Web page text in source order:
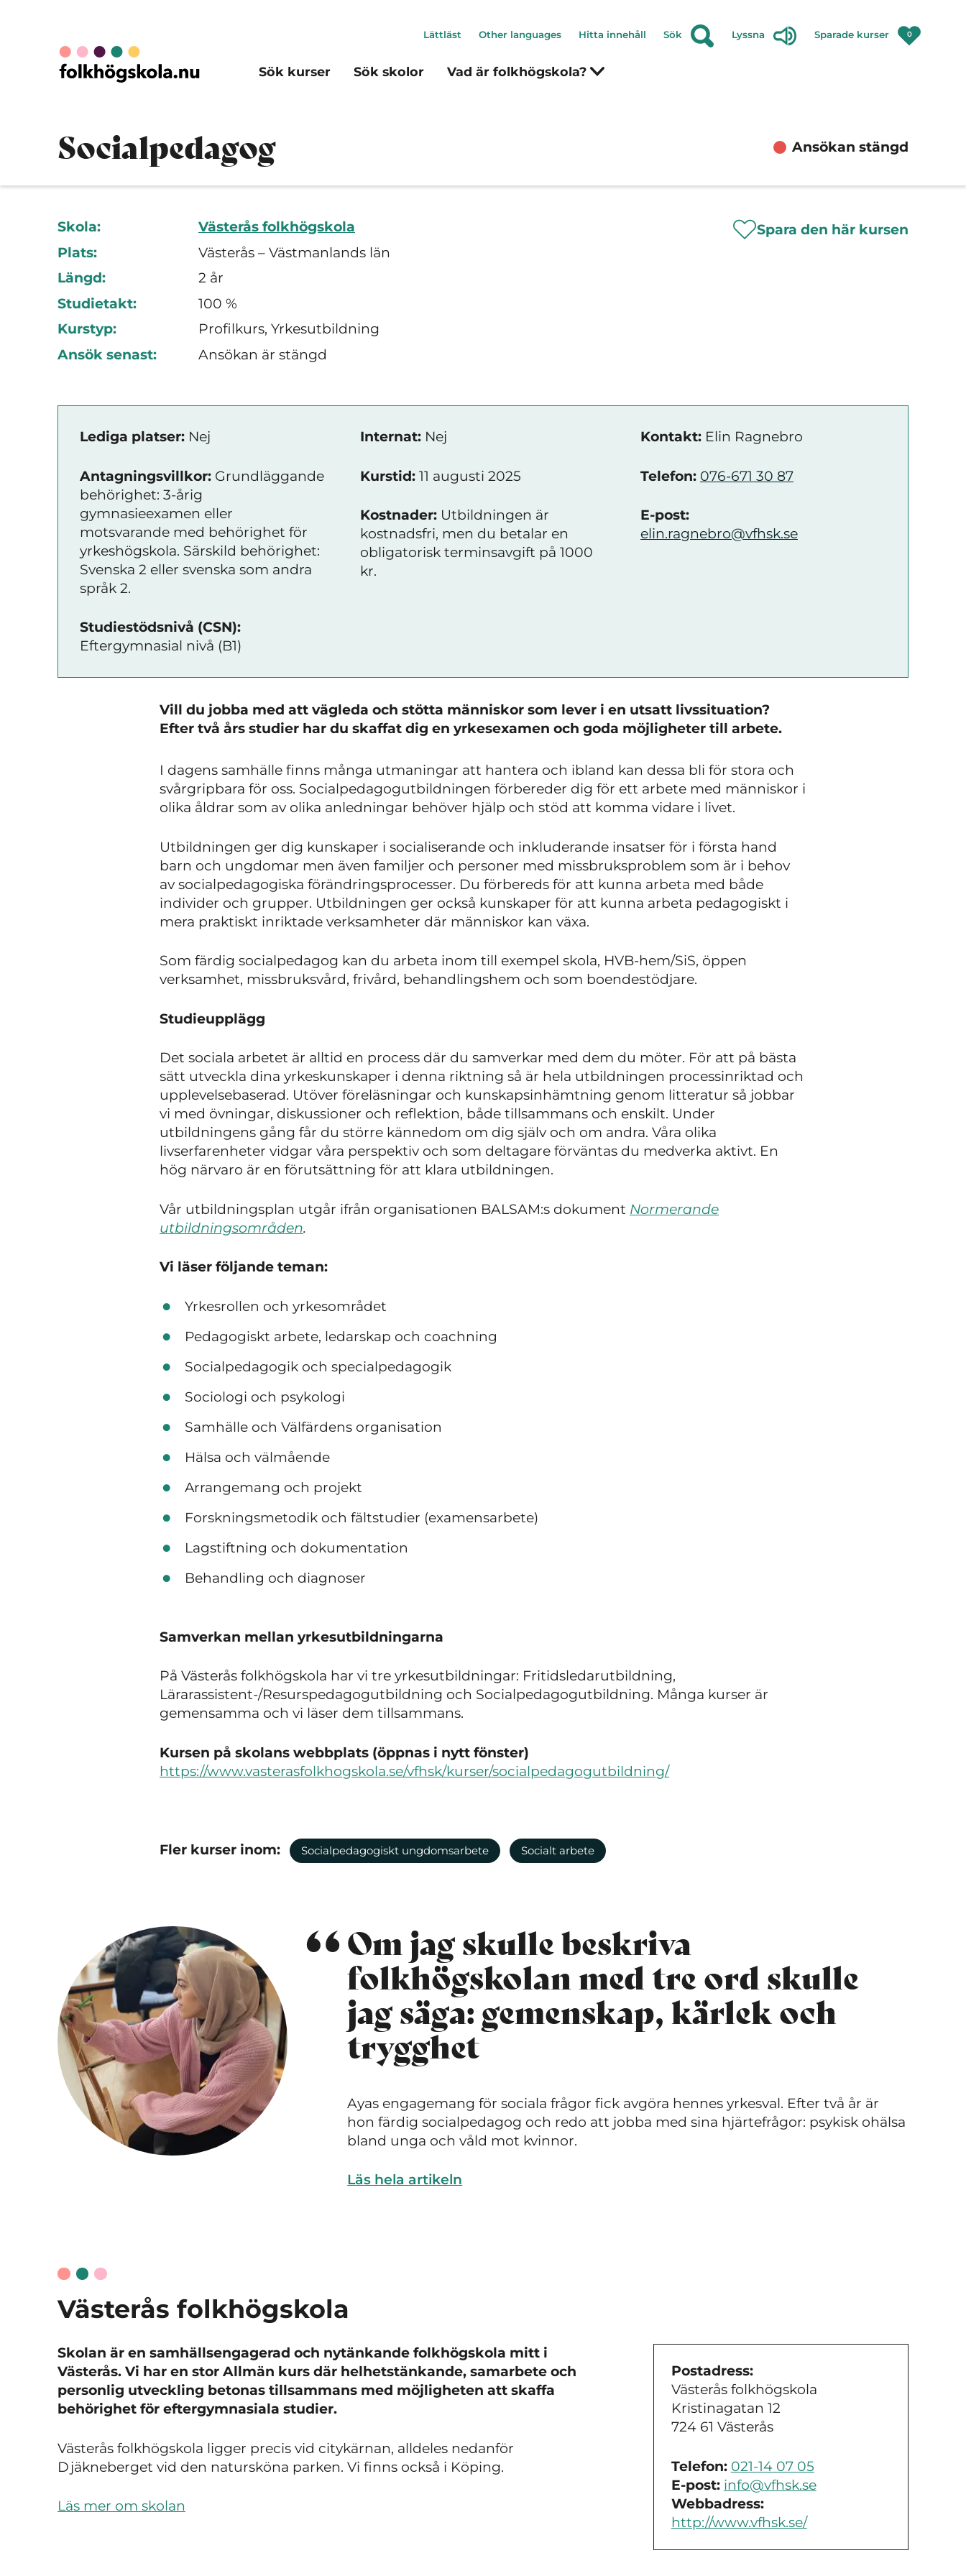
Sök kurser Sök skolor Vad är folkhögskola?
Lättläst Other languages Hitta innehåll Sök Lyssna Sparade kurser 0
Socialpedagog Ansökan stängd
Skola:
Västerås folkhögskola
Plats:
Västerås – Västmanlands län
Längd:
2 år
Studietakt:
100 %
Kurstyp:
Profilkurs, Yrkesutbildning
Ansök senast:
Ansökan är stängd
Spara den här kursen
Lediga platser: Nej
Antagningsvillkor: Grundläggande
behörighet: 3-årig
gymnasieexamen eller
motsvarande med behörighet för
yrkeshögskola. Särskild behörighet:
Svenska 2 eller svenska som andra
språk 2.
Studiestödsnivå (CSN):
Eftergymnasial nivå (B1)
Internat: Nej
Kurstid: 11 augusti 2025
Kostnader: Utbildningen är
kostnadsfri, men du betalar en
obligatorisk terminsavgift på 1000
kr.
Kontakt: Elin Ragnebro
Telefon: 076-671 30 87
E-post:
elin.ragnebro@vfhsk.se
Vill du jobba med att vägleda och stötta människor som lever i en utsatt livssituation?
Efter två års studier har du skaffat dig en yrkesexamen och goda möjligheter till arbete.
I dagens samhälle finns många utmaningar att hantera och ibland kan dessa bli för stora och
svårgripbara för oss. Socialpedagogutbildningen förbereder dig för ett arbete med människor i
olika åldrar som av olika anledningar behöver hjälp och stöd att komma vidare i livet.
Utbildningen ger dig kunskaper i socialiserande och inkluderande insatser för i första hand
barn och ungdomar men även familjer och personer med missbruksproblem som är i behov
av socialpedagogiska förändringsprocesser. Du förbereds för att kunna arbeta med både
individer och grupper. Utbildningen ger också kunskaper för att kunna arbeta pedagogiskt i
mera praktiskt inriktade verksamheter där människor kan växa.
Som färdig socialpedagog kan du arbeta inom till exempel skola, HVB-hem/SiS, öppen
verksamhet, missbruksvård, frivård, behandlingshem och som boendestödjare.
Studieupplägg
Det sociala arbetet är alltid en process där du samverkar med dem du möter. För att på bästa
sätt utveckla dina yrkeskunskaper i denna riktning så är hela utbildningen processinriktad och
upplevelsebaserad. Utöver föreläsningar och kunskapsinhämtning genom litteratur så jobbar
vi med övningar, diskussioner och reflektion, både tillsammans och enskilt. Under
utbildningens gång får du större kännedom om dig själv och om andra. Våra olika
livserfarenheter vidgar våra perspektiv och som deltagare förväntas du medverka aktivt. En
hög närvaro är en förutsättning för att klara utbildningen.
Vår utbildningsplan utgår ifrån organisationen BALSAM:s dokument Normerande
utbildningsområden.
Vi läser följande teman:
Yrkesrollen och yrkesområdet
Pedagogiskt arbete, ledarskap och coachning
Socialpedagogik och specialpedagogik
Sociologi och psykologi
Samhälle och Välfärdens organisation
Hälsa och välmående
Arrangemang och projekt
Forskningsmetodik och fältstudier (examensarbete)
Lagstiftning och dokumentation
Behandling och diagnoser
Samverkan mellan yrkesutbildningarna
På Västerås folkhögskola har vi tre yrkesutbildningar: Fritidsledarutbildning,
Lärarassistent-/Resurspedagogutbildning och Socialpedagogutbildning. Många kurser är
gemensamma och vi läser dem tillsammans.
Kursen på skolans webbplats (öppnas i nytt fönster)
https://www.vasterasfolkhogskola.se/vfhsk/kurser/socialpedagogutbildning/
Fler kurser inom: Socialpedagogiskt ungdomsarbete Socialt arbete
Om jag skulle beskriva
folkhögskolan med tre ord skulle
jag säga: gemenskap, kärlek och
trygghet
Ayas engagemang för sociala frågor fick avgöra hennes yrkesval. Efter två år är
hon färdig socialpedagog och redo att jobba med sina hjärtefrågor: psykisk ohälsa
bland unga och våld mot kvinnor.
Läs hela artikeln
Västerås folkhögskola
Skolan är en samhällsengagerad och nytänkande folkhögskola mitt i
Västerås. Vi har en stor Allmän kurs där helhetstänkande, samarbete och
personlig utveckling betonas tillsammans med möjligheten att skaffa
behörighet för eftergymnasiala studier.
Västerås folkhögskola ligger precis vid citykärnan, alldeles nedanför
Djäkneberget vid den natursköna parken. Vi finns också i Köping.
Läs mer om skolan
Postadress:
Västerås folkhögskola
Kristinagatan 12
724 61 Västerås
Telefon: 021-14 07 05
E-post: info@vfhsk.se
Webbadress:
http://www.vfhsk.se/